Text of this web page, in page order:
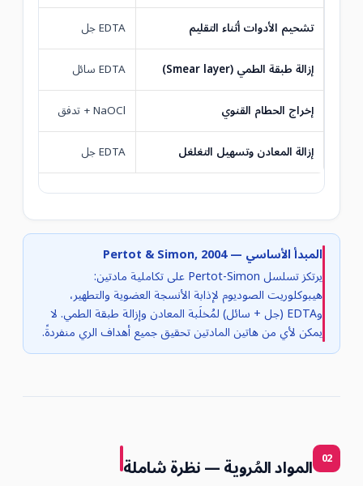
تشحيم الأدوات أثناء التقليم
EDTA جل
إزالة طبقة الطمي (Smear layer)
EDTA سائل
إخراج الحطام القنوي
NaOCl + تدفق
إزالة المعادن وتسهيل التغلغل
EDTA جل
المبدأ الأساسي — Pertot & Simon, 2004
يرتكز تسلسل Pertot-Simon على تكاملية مادتين:
هيبوكلوريت الصوديوم لإذابة الأنسجة العضوية والتطهير،
وEDTA (جل + سائل) لمُخلَبة المعادن وإزالة طبقة الطمي. لا
يمكن لأي من هاتين المادتين تحقيق جميع أهداف الري منفردةً.
02 المواد المُروية — نظرة شاملة